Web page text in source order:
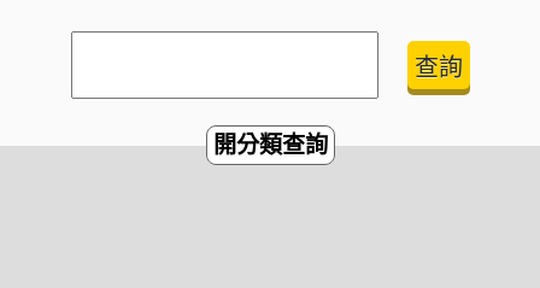
開分類查詢